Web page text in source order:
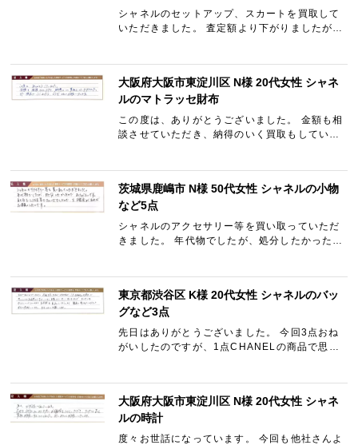
シャネルのセットアップ、スカートを買取して
いただきました。 査定額より下がりましたが、
大阪府大阪市東淀川区 N様 20代女性 シャネ
ルのマトラッセ財布
この度は、ありがとうございました。 金額も相
談させていただき、納得のいく買取もしていた
茨城県鹿嶋市 N様 50代女性 シャネルの小物
など5点
シャネルのアクセサリー等を買い取っていただ
きました。 年代物でしたが、処分したかったの
東京都渋谷区 K様 20代女性 シャネルのバッ
グなど3点
先日はありがとうございました。 今回3点おね
がいしたのですが、1点CHANELの商品で思っ
大阪府大阪市東淀川区 N様 20代女性 シャネ
ルの時計
度々お世話になっています。 今回も他社さんよ